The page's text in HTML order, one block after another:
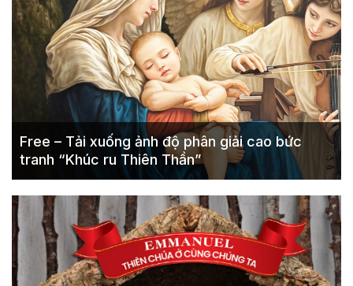
Free – Tải xuống ảnh độ phân giải cao bức
tranh “Khúc ru Thiên Thần”